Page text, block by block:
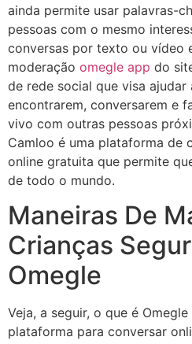
ainda permite usar palavras-
pessoas com o mesmo
conversas por texto ou vídeo
moderação omegle app do
de rede social que visa ajudar
encontrarem, conversarem e
vivo com outras pessoas
Camloo é uma plataforma de
online gratuita que permite
de todo o mundo.
Maneiras De
Crianças
Omegle
Veja, a seguir, o que é
plataforma para conversar